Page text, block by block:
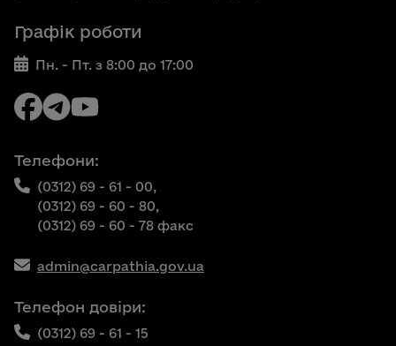
Графік роботи
Пн. - Пт. з 8:00 до 17:00
Телефони:
(0312) 69 - 61 - 00,
(0312) 69 - 60 - 80,
(0312) 69 - 60 - 78 факс
admin@carpathia.gov.ua
Телефон довіри:
(0312) 69 - 61 - 15